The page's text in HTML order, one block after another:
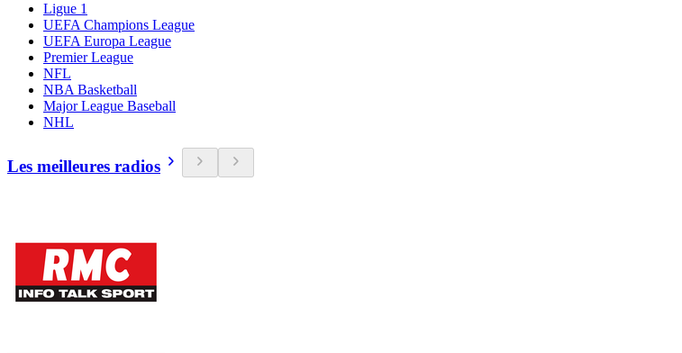
Ligue 1
UEFA Champions League
UEFA Europa League
Premier League
NFL
NBA Basketball
Major League Baseball
NHL
Les meilleures radios